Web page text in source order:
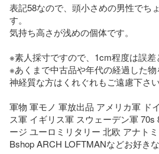
表記58なので、頭小さめの男性でち
す。
気持ち高さが浅めの個体です。
※素人採寸ですので、1cm程度は誤差
※あくまで中古品や年代の経過した物
神経質な方はくれぐれもご遠慮下さい
軍物 軍モノ 軍放出品 アメリカ軍 ド
ス軍 イギリス軍 スウェーデン軍
ージ ユーロミリタリー 北欧 アナト
Bshop ARCH LOFTMANなどお好き